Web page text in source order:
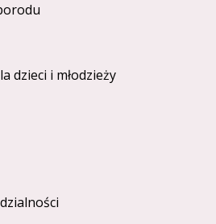
dzieci i młodzieży